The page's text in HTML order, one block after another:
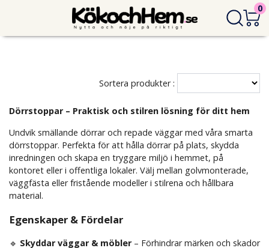
0
Sortera produkter :
Dörrstoppar – Praktisk och stilren lösning för ditt hem
Undvik smällande dörrar och repade väggar med våra smarta
dörrstoppar. Perfekta för att hålla dörrar på plats, skydda
inredningen och skapa en tryggare miljö i hemmet, på
kontoret eller i offentliga lokaler. Välj mellan golvmonterade,
väggfästa eller fristående modeller i stilrena och hållbara
material.
Egenskaper & Fördelar
🔹 Skyddar väggar & möbler– Förhindrar märken och skador